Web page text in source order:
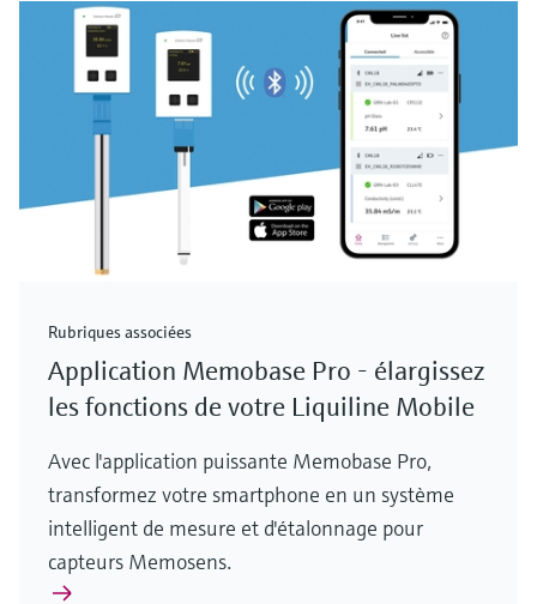
Rubriques associées
Application Memobase Pro - élargissez
les fonctions de votre Liquiline Mobile
Avec l'application puissante Memobase Pro,
transformez votre smartphone en un système
intelligent de mesure et d'étalonnage pour
capteurs Memosens.